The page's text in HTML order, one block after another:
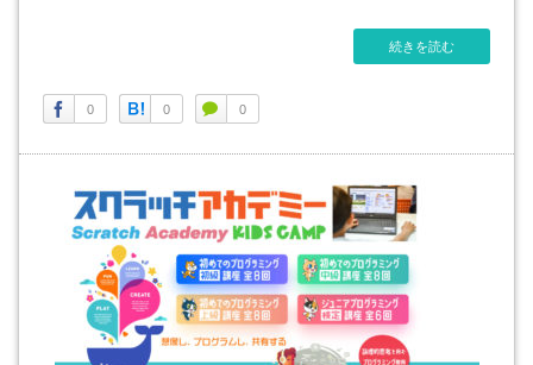
続きを読む
0 0 0